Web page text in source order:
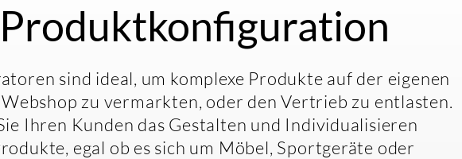
sind ideal, um komplexe Produkte auf der eigenen
zu vermarkten, oder den Vertrieb zu entlasten.
Ihren Kunden das Gestalten und Individualisieren
egal ob es sich um Möbel, Sportgeräte oder